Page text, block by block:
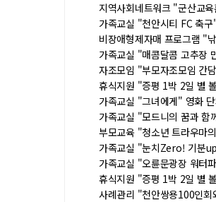
지역사회네트워크 "군산교
가족교실 "천안시티 FC 축
비장애형제자매 프로그램 "
가족교실 "매콤달콤 고추장
자조모임 "부모자조모임 간
휴식지원 "증평 1박 2일 별
가족교실 "그녀에게" 영화
가족교실 "모드니의 꿈과 함
부모교육 "청소년 트라우마
가족교실 "눈치Zero! 기분
가족교실 "오륜문광장 워터
휴식지원 "증평 1박 2일 별
사례관리 "천안쌍용100인